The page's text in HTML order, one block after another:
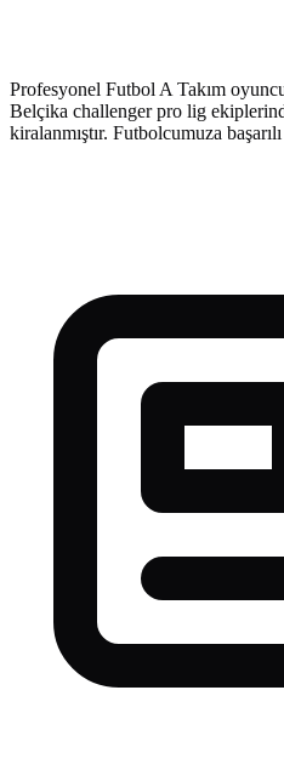
Profesyonel Futbol A Takım
Belçika challenger pro lig
kiralanmıştır. Futbolcumuza